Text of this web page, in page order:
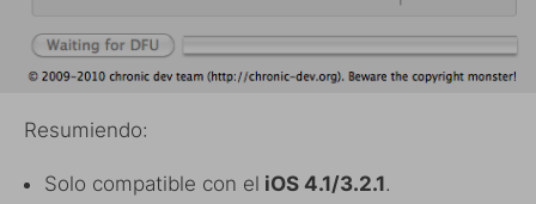
Resumiendo:
Solo compatible con el iOS 4.1/3.2.1.